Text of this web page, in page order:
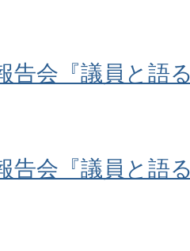
告会『議員と語
告会『議員と語